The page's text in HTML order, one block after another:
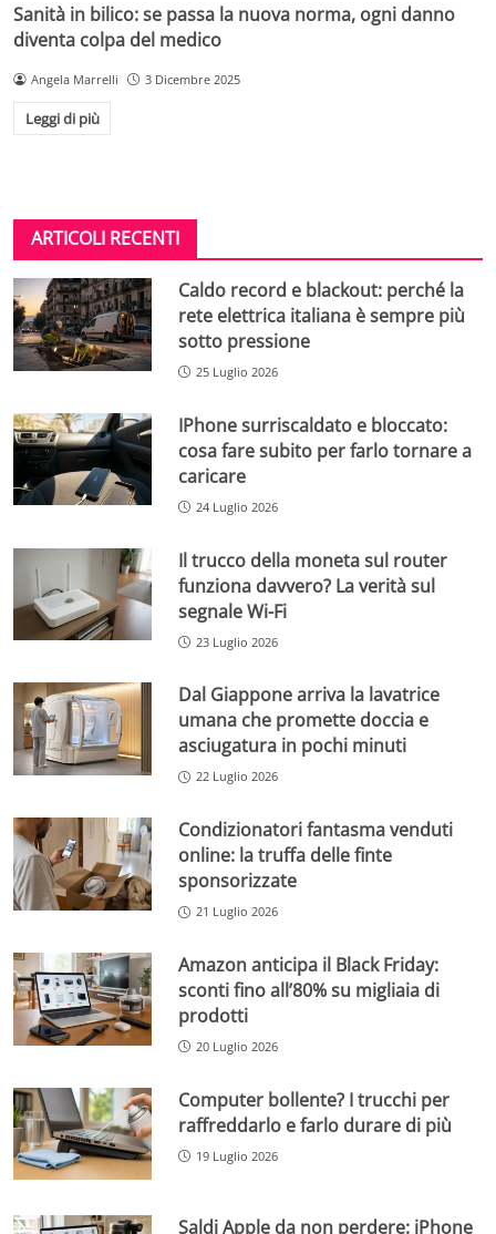
Sanità in bilico: se passa la nuova norma, ogni danno
diventa colpa del medico
Angela Marrelli 3 Dicembre 2025
Leggi di più
ARTICOLI RECENTI
Caldo record e blackout: perché la
rete elettrica italiana è sempre più
sotto pressione
25 Luglio 2026
IPhone surriscaldato e bloccato:
cosa fare subito per farlo tornare a
caricare
24 Luglio 2026
Il trucco della moneta sul router
funziona davvero? La verità sul
segnale Wi-Fi
23 Luglio 2026
Dal Giappone arriva la lavatrice
umana che promette doccia e
asciugatura in pochi minuti
22 Luglio 2026
Condizionatori fantasma venduti
online: la truffa delle finte
sponsorizzate
21 Luglio 2026
Amazon anticipa il Black Friday:
sconti fino all’80% su migliaia di
prodotti
20 Luglio 2026
Computer bollente? I trucchi per
raffreddarlo e farlo durare di più
19 Luglio 2026
Saldi Apple da non perdere: iPhone